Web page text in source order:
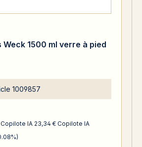
Weck 1500 ml verre à pied
1009857
Copilote IA 23,34 € Copilote IA